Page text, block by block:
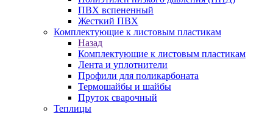
ПВХ вспененный
Жесткий ПВХ
Комплектующие к листовым пластикам
Назад
Комплектующие к листовым пластикам
Лента и уплотнители
Профили для поликарбоната
Термошайбы и шайбы
Пруток сварочный
Теплицы